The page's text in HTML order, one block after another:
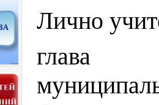
Лично
глава